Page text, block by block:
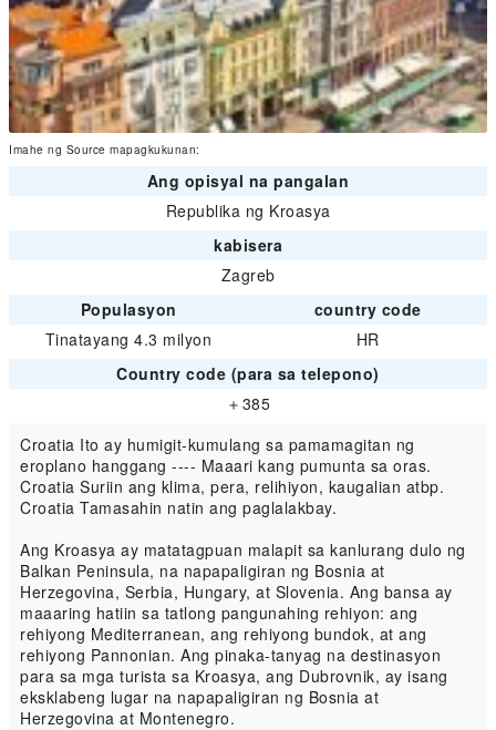
Imahe ng Source mapagkukunan:
Ang opisyal na pangalan
Republika ng Kroasya
kabisera
Zagreb
Populasyon
country code
Tinatayang 4.3 milyon
HR
Country code (para sa telepono)
＋385
Croatia Ito ay humigit-kumulang sa pamamagitan ng
eroplano hanggang ---- Maaari kang pumunta sa oras.
Croatia Suriin ang klima, pera, relihiyon, kaugalian atbp.
Croatia Tamasahin natin ang paglalakbay.
Ang Kroasya ay matatagpuan malapit sa kanlurang dulo ng
Balkan Peninsula, na napapaligiran ng Bosnia at
Herzegovina, Serbia, Hungary, at Slovenia. Ang bansa ay
maaaring hatiin sa tatlong pangunahing rehiyon: ang
rehiyong Mediterranean, ang rehiyong bundok, at ang
rehiyong Pannonian. Ang pinaka-tanyag na destinasyon
para sa mga turista sa Kroasya, ang Dubrovnik, ay isang
eksklabeng lugar na napapaligiran ng Bosnia at
Herzegovina at Montenegro.